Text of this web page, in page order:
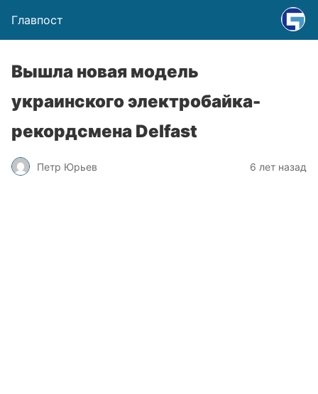
Главпост
Вышла новая модель
украинского электробайка-
рекордсмена Delfast
Петр Юрьев 6 лет назад